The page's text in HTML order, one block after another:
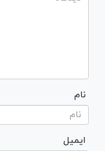
نام
ایمیل